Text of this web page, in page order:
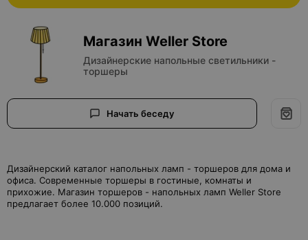
Магазин Weller Store
Дизайнерские напольные светильники -
торшеры
Начать беседу
Дизайнерский каталог напольных ламп - торшеров для дома и
офиса. Современные торшеры в гостиные, комнаты и
прихожие. Магазин торшеров - напольных ламп Weller Store
предлагает более 10.000 позиций.